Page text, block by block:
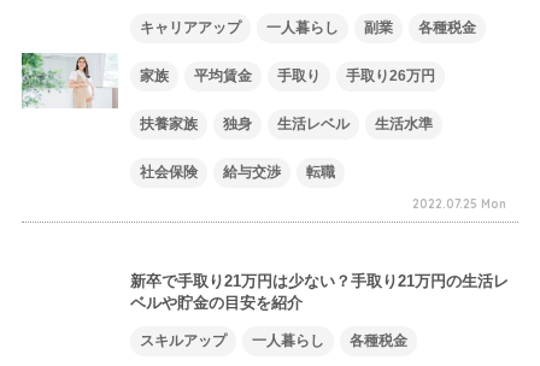
キャリアアップ 一人暮らし 副業 各種税金
家族 平均賃金 手取り 手取り26万円
扶養家族 独身 生活レベル 生活水準
社会保険 給与交渉 転職
2022.07.25 Mon
新卒で手取り21万円は少ない？手取り21万円の生活レ
ベルや貯金の目安を紹介
スキルアップ 一人暮らし 各種税金